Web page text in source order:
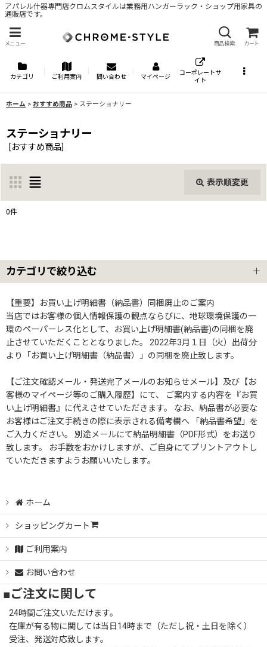
アパレル什器専門店クロムスタイルは業務用ハンガーラック・ショップ用家具の
通販店です。
メニュー 商品検索 カート
カテゴリ ご利用案内 問い合わせ マイページ
コーポレートサ
イト
ホーム > おすすめ商品 > ステーショナリー
ステーショナリー
[おすすめ商品]
表示順変更
表示数 :
並び順:
絞り込む
0件
カテゴリで絞り込む
ステーショナリー (全商品)
アルバム
【重要】お買い上げ明細書（納品書）同梱廃止のご案内
当店ではお客様の個人情報保護の観点ならびに、地球環境保護の一
環のペーパーレス化として、お買い上げ明細書(納品書)の同梱を廃
止させていただくこととなりました。 2022年3月１日（火）出荷分
より「お買い上げ明細書（納品書）」の同梱を廃止致します。
【ご注文確認メール・発送完了メールのお知らせメール】及び【お
客様のマイページ等のご購入履歴】にて、 ご案内する内容を『お買
い上げ明細書』に代えさせていただきます。 なお、納品書が必要な
お客様はご注文手続きの際に表示される備考欄へ 「納品書希望」を
ご入力ください。 別途メールにて納品明細書（PDF形式）をお送り
致します。 お手数をおかけしますが、ご自身にてプリントアウトし
ていただきますようお願いいたします。
ホーム
ショッピングカート
ご利用案内
お問い合わせ
■ご注文に関して
24時間ご注文いただけます。
在庫が有る物に関しては当日14時まで（ただし祝・土日を除く）
受注、発送対応致します。